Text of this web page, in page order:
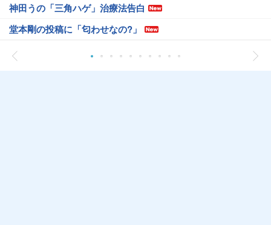
神田うの「三角ハゲ」治療法告白
堂本剛の投稿に「匂わせなの?」